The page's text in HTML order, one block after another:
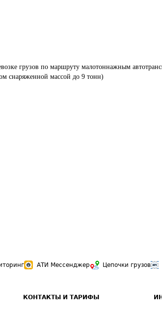
грузов по маршруту малотоннажным
снаряженной массой до 9 тонн)
АТИ Мессенджер Цепочки грузов
КОНТАКТЫ И ТАРИФЫ